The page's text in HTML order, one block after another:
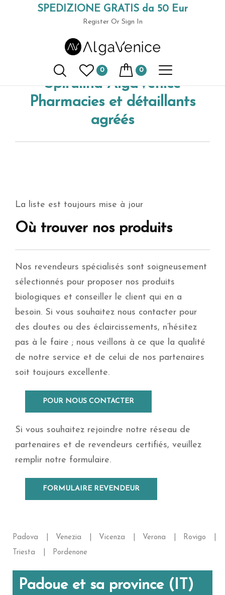
SPEDIZIONE GRATIS da 50 Eur
Register Or Sign In
(+39) 049 9789591
0 0
Spirulina Algavenice pharmacies et détaillants agréés
Spirulina AlgaVenice
Pharmacies et détaillants
agréés
La liste est toujours mise à jour
Où trouver nos produits
Nos revendeurs spécialisés sont soigneusement
sélectionnés pour proposer nos produits
biologiques et conseiller le client qui en a
besoin. Si vous souhaitez nous contacter pour
des doutes ou des éclaircissements, n’hésitez
pas à le faire ; nous veillons à ce que la qualité
de notre service et de celui de nos partenaires
soit toujours excellente.
POUR NOUS CONTACTER
Si vous souhaitez rejoindre notre réseau de
partenaires et de revendeurs certifiés, veuillez
remplir notre formulaire.
FORMULAIRE REVENDEUR
Padova Venezia Vicenza Verona
Rovigo
Triesta
Pordenone
Padoue et sa province (IT)